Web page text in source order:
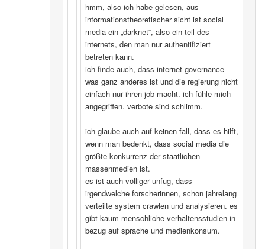
hmm, also ich habe gelesen, aus
informationstheoretischer sicht ist social
media ein „darknet“, also ein teil des
internets, den man nur authentifiziert
betreten kann.
ich finde auch, dass internet governance
was ganz anderes ist und die regierung nicht
einfach nur ihren job macht. ich fühle mich
angegriffen. verbote sind schlimm.
ich glaube auch auf keinen fall, dass es hilft,
wenn man bedenkt, dass social media die
größte konkurrenz der staatlichen
massenmedien ist.
es ist auch völliger unfug, dass
irgendwelche forscherinnen, schon jahrelang
verteilte system crawlen und analysieren. es
gibt kaum menschliche verhaltensstudien in
bezug auf sprache und medienkonsum.